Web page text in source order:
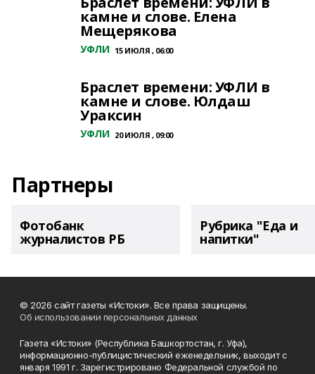
камне и слове. Елена
Мещерякова
УФЛИ 15 ИЮЛЯ , 06:00
Браслет времени: УФЛИ в
камне и слове. Юлдаш
Ураксин
УФЛИ 20 ИЮЛЯ , 09:00
Партнеры
Фотобанк
журналистов РБ
Рубрика "Еда и
напитки"
© 2026 сайт газеты «Истоки». Все права защищены.
Об использовании персональных данных
Газета «Истоки» (Республика Башкортостан, г. Уфа),
информационно-публицистический еженедельник, выходит с
января 1991 г. Зарегистрировано Федеральной службой по